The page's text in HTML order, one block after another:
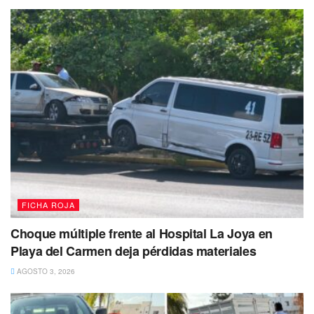
además los agentes policiacos aseguraron al conductor y
fue trasladado a los separos de Seguridad Pública y
Tránsito de Solidaridadpara que responda por los daños
ocasionados en este percance.
No dejes de Leer
FICHA ROJA
Choque múltiple frente al Hospital La Joya en
Playa del Carmen deja pérdidas materiales
AGOSTO 3, 2026